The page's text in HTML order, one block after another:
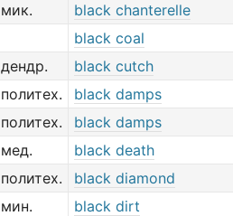
мик.
black chanterelle
black coal
дендр.
black cutch
политех.
black damps
политех.
black damps
мед.
black death
политех.
black diamond
мин.
black dirt